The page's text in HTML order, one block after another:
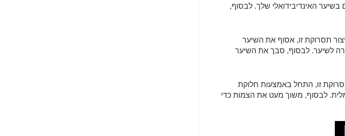
בשיער האינדיבידואלי שלך. לבסוף,
תסרוקת זו, אסוף את השיער
לשיער. לבסוף, סבך את השיער
זו, התחל באמצעות חלוקת
לבסוף, משוך מעט את הצמות כדי